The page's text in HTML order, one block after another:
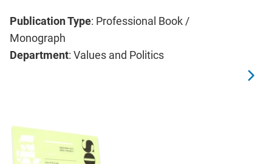
Publication Type: Professional Book /
Monograph
Department: Values and Politics